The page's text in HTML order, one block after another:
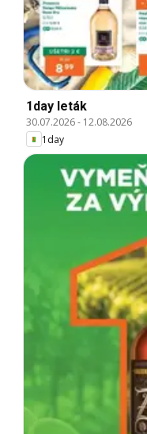
1day leták
30.07.2026- 12.08.2026
1day